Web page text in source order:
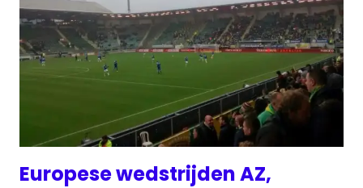
Europese wedstrijden AZ,